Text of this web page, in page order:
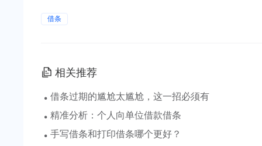
借条
相关推荐
· 借条过期的尴尬太尴尬，这一招必须有
· 精准分析：个人向单位借款借条
· 手写借条和打印借条哪个更好？